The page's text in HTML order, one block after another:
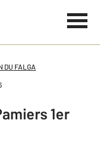
FALGA
1er